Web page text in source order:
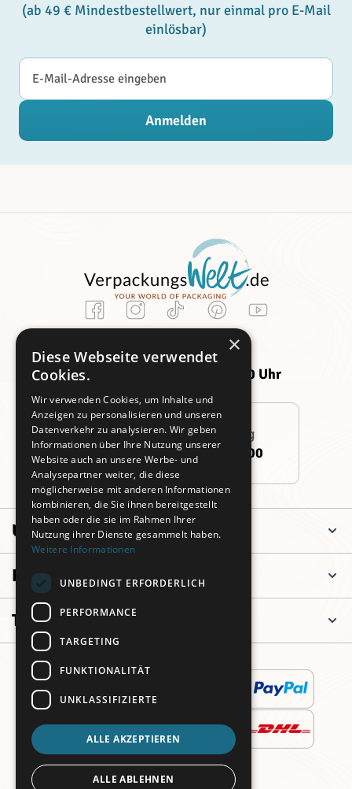
(ab 49 € Mindestbestellwert, nur einmal pro E-Mail
einlösbar)
E-Mail-Adresse
Anmelden
Kundenservice
Montag -
Donnerstag:
09:00 - 16:00 Uhr
Freitag:
09:00 - 14:00 Uhr
Persönliche Beratung
+49 (0)911 3260 6700
Unternehmen
Informationen
Top Kategorien
×
Diese Webseite verwendet
Cookies.
Wir verwenden Cookies, um Inhalte und
Anzeigen zu personalisieren und unseren
Datenverkehr zu analysieren. Wir geben
Informationen über Ihre Nutzung unserer
Website auch an unsere Werbe- und
Analysepartner weiter, die diese
möglicherweise mit anderen Informationen
kombinieren, die Sie ihnen bereitgestellt
haben oder die sie im Rahmen Ihrer
Nutzung ihrer Dienste gesammelt haben.
Weitere Informationen
UNBEDINGT ERFORDERLICH
PERFORMANCE
TARGETING
FUNKTIONALITÄT
UNKLASSIFIZIERTE
ALLE AKZEPTIEREN
ALLE ABLEHNEN